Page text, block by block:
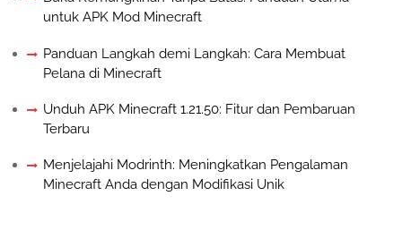
untuk APK Mod Minecraft
Panduan Langkah demi Langkah: Cara Membuat
Pelana di Minecraft
Unduh APK Minecraft 1.21.50: Fitur dan Pembaruan
Terbaru
Menjelajahi Modrinth: Meningkatkan Pengalaman
Minecraft Anda dengan Modifikasi Unik